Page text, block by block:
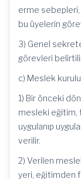
erme
bu üyelerin
3) Genel
görevleri
c) Meslek
1) Bir önceki
mesleki eğitim,
uygulanıp
verilir.
2) Verilen
yeri, eğitimden